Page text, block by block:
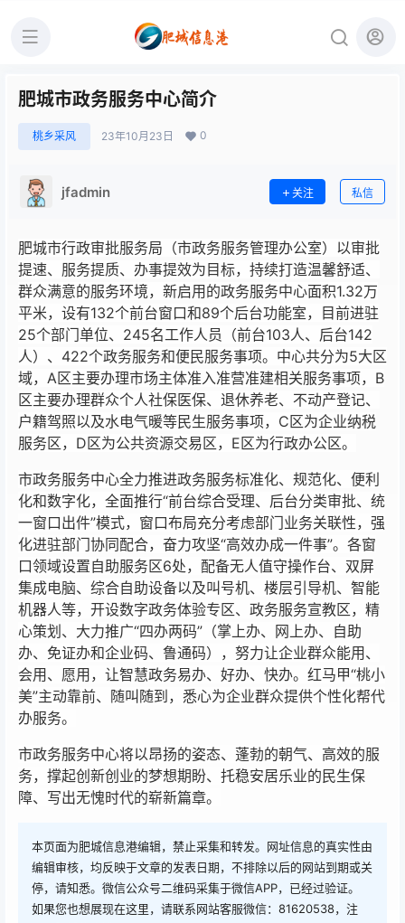
肥城市政务服务中心简介
桃乡采风 23年10月23日 0
jfadmin 关注 私信
肥城市行政审批服务局（市政务服务管理办公室）以审批
提速、服务提质、办事提效为目标，持续打造温馨舒适、
群众满意的服务环境，新启用的政务服务中心面积1.32万
平米，设有132个前台窗口和89个后台功能室，目前进驻
25个部门单位、245名工作人员（前台103人、后台142
人）、422个政务服务和便民服务事项。中心共分为5大区
域，A区主要办理市场主体准入准营准建相关服务事项，B
区主要办理群众个人社保医保、退休养老、不动产登记、
户籍驾照以及水电气暖等民生服务事项，C区为企业纳税
服务区，D区为公共资源交易区，E区为行政办公区。
市政务服务中心全力推进政务服务标准化、规范化、便利
化和数字化，全面推行“前台综合受理、后台分类审批、统
一窗口出件”模式，窗口布局充分考虑部门业务关联性，强
化进驻部门协同配合，奋力攻坚“高效办成一件事”。各窗
口领域设置自助服务区6处，配备无人值守操作台、双屏
集成电脑、综合自助设备以及叫号机、楼层引导机、智能
机器人等，开设数字政务体验专区、政务服务宣教区，精
心策划、大力推广“四办两码”（掌上办、网上办、自助
办、免证办和企业码、鲁通码），努力让企业群众能用、
会用、愿用，让智慧政务易办、好办、快办。红马甲“桃小
美”主动靠前、随叫随到，悉心为企业群众提供个性化帮代
办服务。
市政务服务中心将以昂扬的姿态、蓬勃的朝气、高效的服
务，撑起创新创业的梦想期盼、托稳安居乐业的民生保
障、写出无愧时代的崭新篇章。
本页面为肥城信息港编辑，禁止采集和转发。网址信息的真实性由
编辑审核，均反映于文章的发表日期，不排除以后的网站到期或关
停，请知悉。微信公众号二维码采集于微信APP，已经过验证。
如果您也想展现在这里，请联系网站客服微信：81620538，注